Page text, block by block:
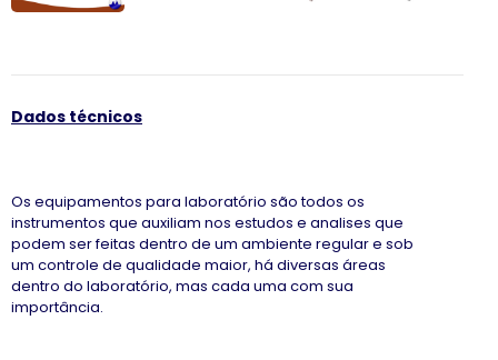
Dados técnicos
Os equipamentos para laboratório são todos os
instrumentos que auxiliam nos estudos e analises que
podem ser feitas dentro de um ambiente regular e sob
um controle de qualidade maior, há diversas áreas
dentro do laboratório, mas cada uma com sua
importância.